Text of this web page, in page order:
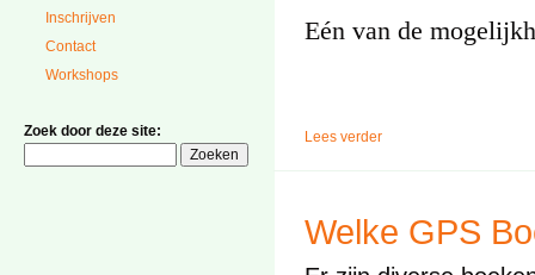
Inschrijven
Contact
Workshops
Zoek door deze site:
Eén van de
Lees verder
Welke GPS